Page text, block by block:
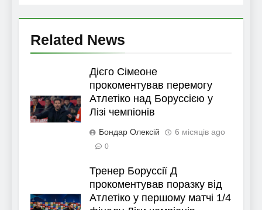
Related News
Дієго Сімеоне
прокоментував перемогу
Атлетіко над Боруссією у
Лізі чемпіонів
Бондар Олексій 6 місяців ago
0
Тренер Боруссії Д
прокоментував поразку від
Атлетіко у першому матчі 1/4